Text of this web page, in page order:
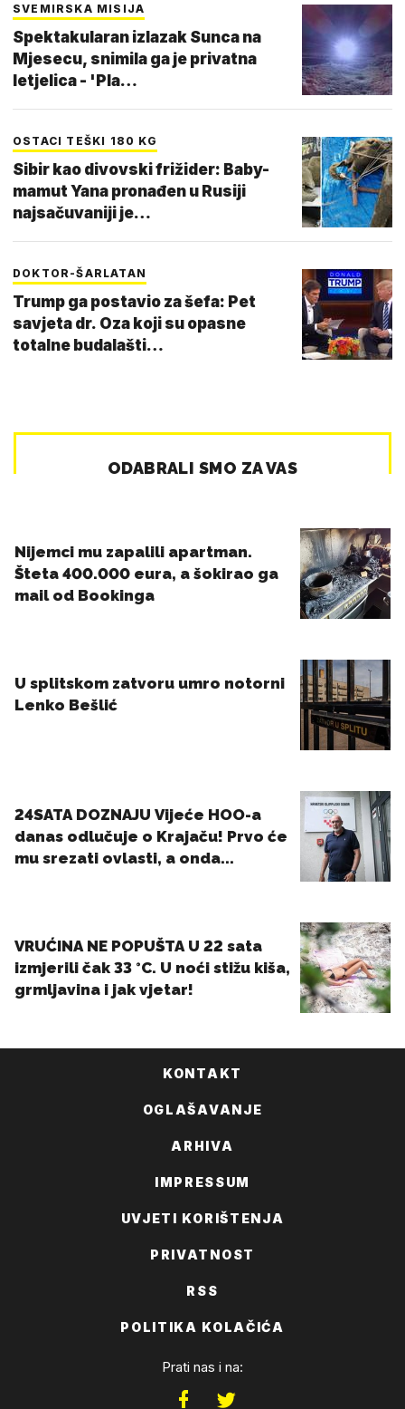
SVEMIRSKA MISIJA
Spektakularan izlazak Sunca na
Mjesecu, snimila ga je privatna
letjelica - 'Pla…
OSTACI TEŠKI 180 KG
Sibir kao divovski frižider: Baby-
mamut Yana pronađen u Rusiji
najsačuvaniji je…
DOKTOR-ŠARLATAN
Trump ga postavio za šefa: Pet
savjeta dr. Oza koji su opasne
totalne budalašti…
KONTAKT
OGLAŠAVANJE
ARHIVA
IMPRESSUM
UVJETI KORIŠTENJA
PRIVATNOST
RSS
POLITIKA KOLAČIĆA
Prati nas i na: